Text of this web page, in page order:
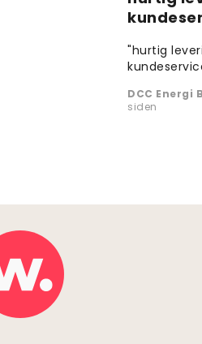
"hurtig
DCC Energi
siden